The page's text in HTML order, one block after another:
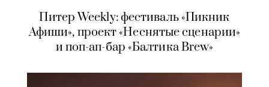
Питер Weekly: фестиваль «Пикник
Афиши», проект «Неснятые сценарии»
и поп-ап-бар «Балтика Brew»